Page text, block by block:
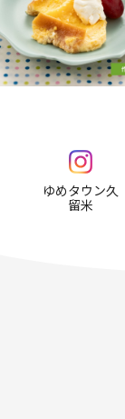
ゆめタウン久
留米